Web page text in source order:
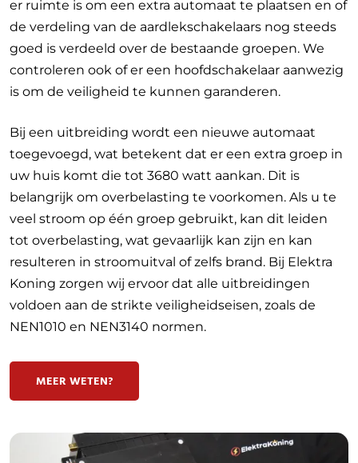
er ruimte is om een extra automaat te plaatsen en of
de verdeling van de aardlekschakelaars nog steeds
goed is verdeeld over de bestaande groepen. We
controleren ook of er een hoofdschakelaar aanwezig
is om de veiligheid te kunnen garanderen.
Bij een uitbreiding wordt een nieuwe automaat
toegevoegd, wat betekent dat er een extra groep in
uw huis komt die tot 3680 watt aankan. Dit is
belangrijk om overbelasting te voorkomen. Als u te
veel stroom op één groep gebruikt, kan dit leiden
tot overbelasting, wat gevaarlijk kan zijn en kan
resulteren in stroomuitval of zelfs brand. Bij Elektra
Koning zorgen wij ervoor dat alle uitbreidingen
voldoen aan de strikte veiligheidseisen, zoals de
NEN1010 en NEN3140 normen.
MEER WETEN?